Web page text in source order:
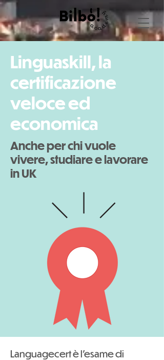
Linguaskill, la
certificazione
veloce ed
economica
Anche per chi vuole
vivere, studiare e lavorare
in UK
Languagecert è l'esame di